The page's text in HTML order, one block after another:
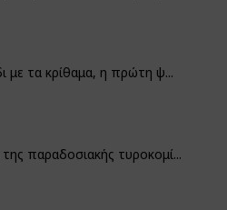
με τα κρίθαμα, η πρώτη ψ...
παραδοσιακής τυροκομί...